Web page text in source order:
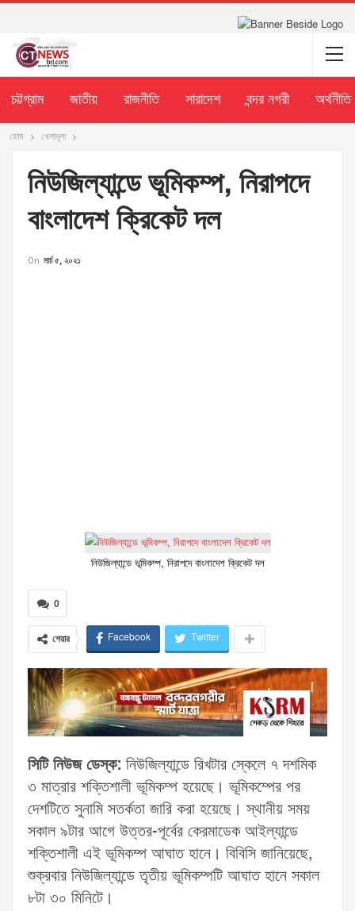
চট্টগ্রাম জাতীয় রাজনীতি সারাদেশ বন্দর নগরী অর্থনীতি
হোম খেলাধূলা
নিউজিল্যান্ডে ভূমিকম্প, নিরাপদে
বাংলাদেশ ক্রিকেট দল
On মার্চ ৫, ২০২১
নিউজিল্যান্ডে ভূমিকম্প, নিরাপদে বাংলাদেশ ক্রিকেট দল
0
শেয়ার Facebook Twitter
সিটি নিউজ ডেস্ক: নিউজিল্যান্ডে রিখটার স্কেলে ৭ দশমিক
৩ মাত্রার শক্তিশালী ভূমিকম্প হয়েছে। ভূমিকম্পের পর
দেশটিতে সুনামি সতর্কতা জারি করা হয়েছে। স্থানীয় সময়
সকাল ৯টার আগে উত্তর-পূর্বের কেরমাডেক আইল্যান্ডে
শক্তিশালী এই ভূমিকম্প আঘাত হানে। বিবিসি জানিয়েছে,
শুক্রবার নিউজিল্যান্ডে তৃতীয় ভূমিকম্পটি আঘাত হানে সকাল
৮টা ৩০ মিনিটে।